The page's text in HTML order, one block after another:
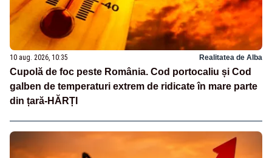
10 aug. 2026, 10:35 Realitatea de Alba
Cupolă de foc peste România. Cod portocaliu și Cod
galben de temperaturi extrem de ridicate în mare parte
din țară-HĂRȚI